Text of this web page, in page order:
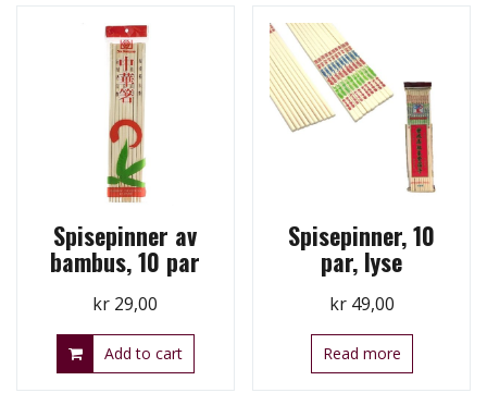
Spisepinner av
bambus, 10 par
kr 29,00
Add to cart
Spisepinner, 10
par, lyse
kr49,00
Read more